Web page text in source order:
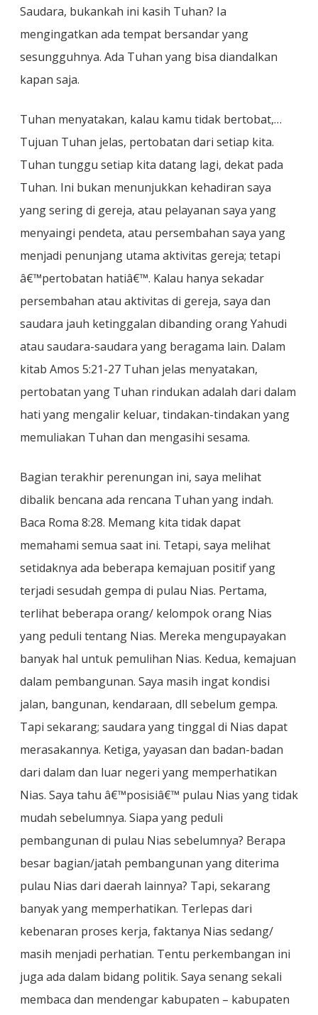
Saudara, bukankah ini kasih Tuhan? Ia
mengingatkan ada tempat bersandar yang
sesungguhnya. Ada Tuhan yang bisa diandalkan
kapan saja.
Tuhan menyatakan, kalau kamu tidak bertobat,…
Tujuan Tuhan jelas, pertobatan dari setiap kita.
Tuhan tunggu setiap kita datang lagi, dekat pada
Tuhan. Ini bukan menunjukkan kehadiran saya
yang sering di gereja, atau pelayanan saya yang
menyaingi pendeta, atau persembahan saya yang
menjadi penunjang utama aktivitas gereja; tetapi
â€™pertobatan hatiâ€™. Kalau hanya sekadar
persembahan atau aktivitas di gereja, saya dan
saudara jauh ketinggalan dibanding orang Yahudi
atau saudara-saudara yang beragama lain. Dalam
kitab Amos 5:21-27 Tuhan jelas menyatakan,
pertobatan yang Tuhan rindukan adalah dari dalam
hati yang mengalir keluar, tindakan-tindakan yang
memuliakan Tuhan dan mengasihi sesama.
Bagian terakhir perenungan ini, saya melihat
dibalik bencana ada rencana Tuhan yang indah.
Baca Roma 8:28. Memang kita tidak dapat
memahami semua saat ini. Tetapi, saya melihat
setidaknya ada beberapa kemajuan positif yang
terjadi sesudah gempa di pulau Nias. Pertama,
terlihat beberapa orang/ kelompok orang Nias
yang peduli tentang Nias. Mereka mengupayakan
banyak hal untuk pemulihan Nias. Kedua, kemajuan
dalam pembangunan. Saya masih ingat kondisi
jalan, bangunan, kendaraan, dll sebelum gempa.
Tapi sekarang; saudara yang tinggal di Nias dapat
merasakannya. Ketiga, yayasan dan badan-badan
dari dalam dan luar negeri yang memperhatikan
Nias. Saya tahu â€™posisiâ€™ pulau Nias yang tidak
mudah sebelumnya. Siapa yang peduli
pembangunan di pulau Nias sebelumnya? Berapa
besar bagian/jatah pembangunan yang diterima
pulau Nias dari daerah lainnya? Tapi, sekarang
banyak yang memperhatikan. Terlepas dari
kebenaran proses kerja, faktanya Nias sedang/
masih menjadi perhatian. Tentu perkembangan ini
juga ada dalam bidang politik. Saya senang sekali
membaca dan mendengar kabupaten – kabupaten